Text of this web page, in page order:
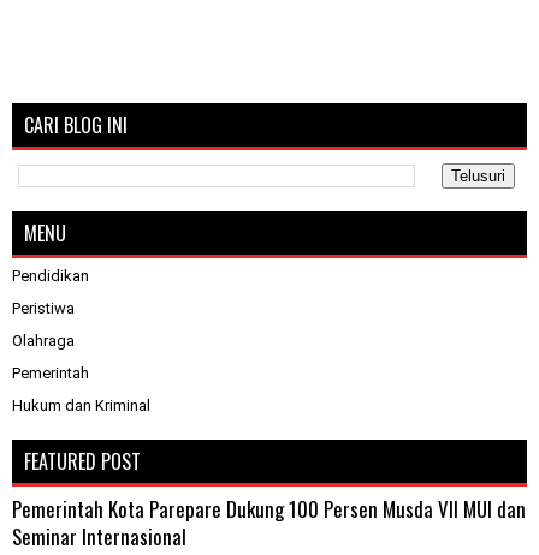
CARI BLOG INI
MENU
Pendidikan
Peristiwa
Olahraga
Pemerintah
Hukum dan Kriminal
FEATURED POST
Pemerintah Kota Parepare Dukung 100 Persen Musda VII MUI dan
Seminar Internasional